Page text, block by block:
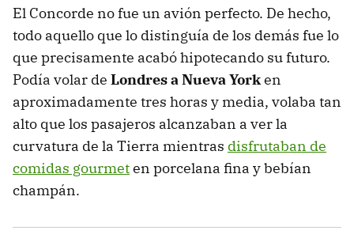
El Concorde no fue un avión perfecto. De hecho,
todo aquello que lo distinguía de los demás fue lo
que precisamente acabó hipotecando su futuro.
Podía volar de Londres a Nueva Yorken
aproximadamente tres horas y media, volaba tan
alto que los pasajeros alcanzaban a ver la
curvatura de la Tierra mientras disfrutaban de
comidas gourmeten porcelana fina y bebían
champán.